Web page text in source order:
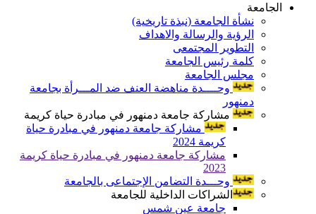
الجامعة
نشأة الجامعة (نبذة تاريخية)
الرؤية والرسالة والاهداف
التطوير المجتمعى
كلمة رئيس الجامعة
مجلس الجامعة
وحــــدة مناهضة العنف ضد المـــرأة بجامعة
دمنهور
مشاركة جامعة دمنهور في مبادرة حياة كريمة
مشاركة جامعة دمنهور في مبادرة حياة
كريمة 2024
مشاركة جامعة دمنهور في مبادرة حياة كريمة
2023
وحـــدة التضامن الإجتماعى بالجامعة
الشراكات الداخلية للجامعة
جامعة عين شمس